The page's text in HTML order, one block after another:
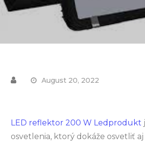
August 20, 2022
LED reflektor 200 W Ledprodukt
osvetlenia, ktorý dokáže osvetliť